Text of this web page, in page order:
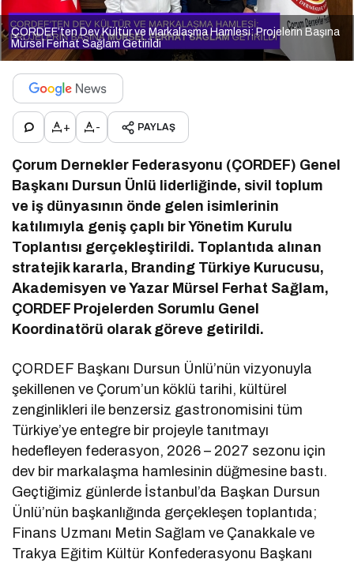
ÇORDEF’ten Dev Kültür ve Markalaşma Hamlesi: Projelerin Başına
Mürsel Ferhat Sağlam Getirildi
+ - PAYLAŞ
Çorum Dernekler Federasyonu (ÇORDEF) Genel
Başkanı Dursun Ünlü liderliğinde, sivil toplum
ve iş dünyasının önde gelen isimlerinin
katılımıyla geniş çaplı bir Yönetim Kurulu
Toplantısı gerçekleştirildi. Toplantıda alınan
stratejik kararla, Branding Türkiye Kurucusu,
Akademisyen ve Yazar Mürsel Ferhat Sağlam,
ÇORDEF Projelerden Sorumlu Genel
Koordinatörü olarak göreve getirildi.
ÇORDEF Başkanı Dursun Ünlü’nün vizyonuyla
şekillenen ve Çorum’un köklü tarihi, kültürel
zenginlikleri ile benzersiz gastronomisini tüm
Türkiye’ye entegre bir projeyle tanıtmayı
hedefleyen federasyon, 2026 – 2027 sezonu için
dev bir markalaşma hamlesinin düğmesine bastı.
Geçtiğimiz günlerde İstanbul’da Başkan Dursun
Ünlü’nün başkanlığında gerçekleşen toplantıda;
Finans Uzmanı Metin Sağlam ve Çanakkale ve
Trakya Eğitim Kültür Konfederasyonu Başkanı